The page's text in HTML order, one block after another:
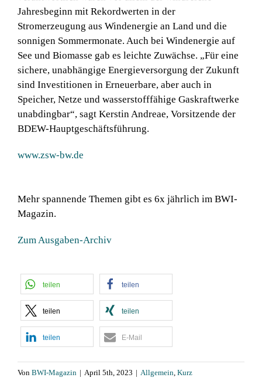
Jahresbeginn mit Rekordwerten in der
Stromerzeugung aus Windenergie an Land und die
sonnigen Sommermonate. Auch bei Windenergie auf
See und Biomasse gab es leichte Zuwächse. „Für eine
sichere, unabhängige Energieversorgung der Zukunft
sind Investitionen in Erneuerbare, aber auch in
Speicher, Netze und wasserstofffähige Gaskraftwerke
unabdingbar“, sagt Kerstin Andreae, Vorsitzende der
BDEW-Hauptgeschäftsführung.
www.zsw-bw.de
Mehr spannende Themen gibt es 6x jährlich im BWI-
Magazin.
Zum Ausgaben-Archiv
teilen teilen
teilen teilen
teilen E-Mail
Von BWI-Magazin | April 5th, 2023 | Allgemein Kurz